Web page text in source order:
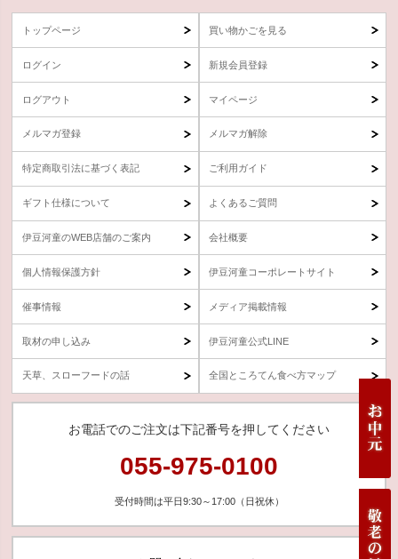
トップページ 買い物かごを見る
ログイン 新規会員登録
ログアウト マイページ
メルマガ登録 メルマガ解除
特定商取引法に基づく表記 ご利用ガイド
ギフト仕様について よくあるご質問
伊豆河童のWEB店舗のご案内 会社概要
個人情報保護方針 伊豆河童コーポレートサイト
催事情報 メディア掲載情報
取材の申し込み 伊豆河童公式LINE
天草、スローフードの話 全国ところてん食べ方マップ
お電話でのご注文は下記番号を押してください
055-975-0100
受付時間は平日9:30～17:00（日祝休）